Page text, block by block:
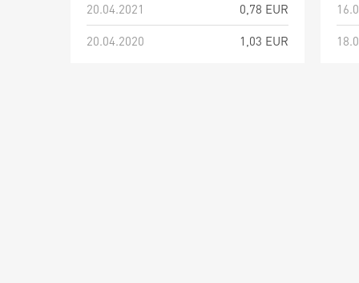
20.04.2021
0,78 EUR
20.04.2020
1,03 EUR